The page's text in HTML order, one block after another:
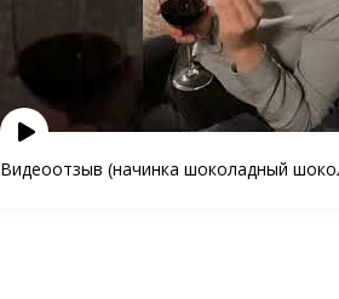
Видеоотзыв (начинка шоколадный